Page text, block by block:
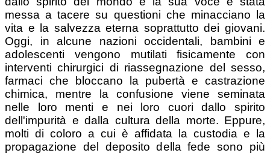
messa a tacere su questioni che minacciano la
vita e la salvezza eterna soprattutto dei giovani.
Oggi, in alcune nazioni occidentali, bambini e
adolescenti vengono mutilati fisicamente con
interventi chirurgici di riassegnazione del sesso,
farmaci che bloccano la pubertà e castrazione
chimica, mentre la confusione viene seminata
nelle loro menti e nei loro cuori dallo spirito
dell'impurità e dalla cultura della morte. Eppure,
molti di coloro a cui è affidata la custodia e la
propagazione del deposito della fede sono più